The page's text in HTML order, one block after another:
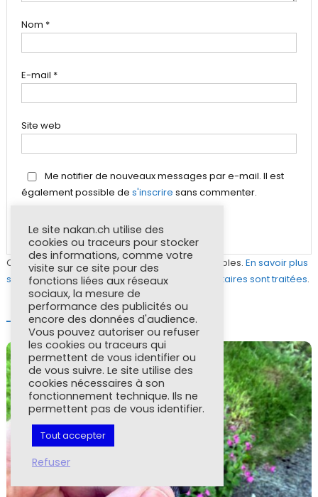
Nom *
E-mail *
Site web
Me notifier de nouveaux messages par e-mail. Il est
également possible de s'inscrire sans commenter.
Ce site utilise Akismet pour réduire les indésirables. En savoir plus
sur la façon dont les données de vos commentaires sont traitées.
À LIRE AUSSI
Le site nakan.ch utilise des
cookies ou traceurs pour stocker
des informations, comme votre
visite sur ce site pour des
fonctions liées aux réseaux
sociaux, la mesure de
performance des publicités ou
encore des données d'audience.
Vous pouvez autoriser ou refuser
les cookies ou traceurs qui
permettent de vous identifier ou
de vous suivre. Le site utilise des
cookies nécessaires à son
fonctionnement technique. Ils ne
permettent pas de vous identifier.
Tout accepter
Refuser